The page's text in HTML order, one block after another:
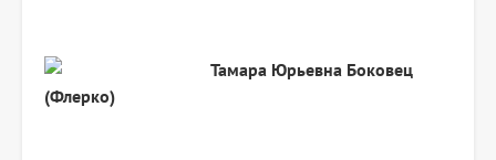
Тамара Юрьевна Боковец
(Флерко)